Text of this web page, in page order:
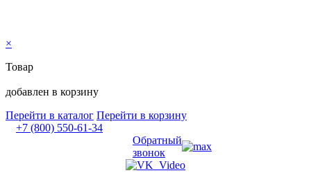
×
Товар
добавлен в корзину
Перейти в каталог Перейти в корзину
+7 (800) 550-61-34
Обратный
звонок